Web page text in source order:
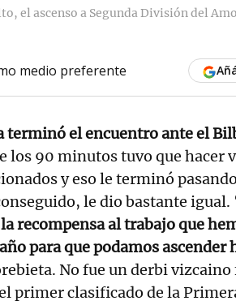
el ascenso a Segunda División del
medio preferente
el encuentro ante el
los 90 minutos tuvo que hacer
y eso le terminó
le dio bastante igual.
recompensa al trabajo que
para que podamos ascender
No fue un derbi vizcaino
primer clasificado de la